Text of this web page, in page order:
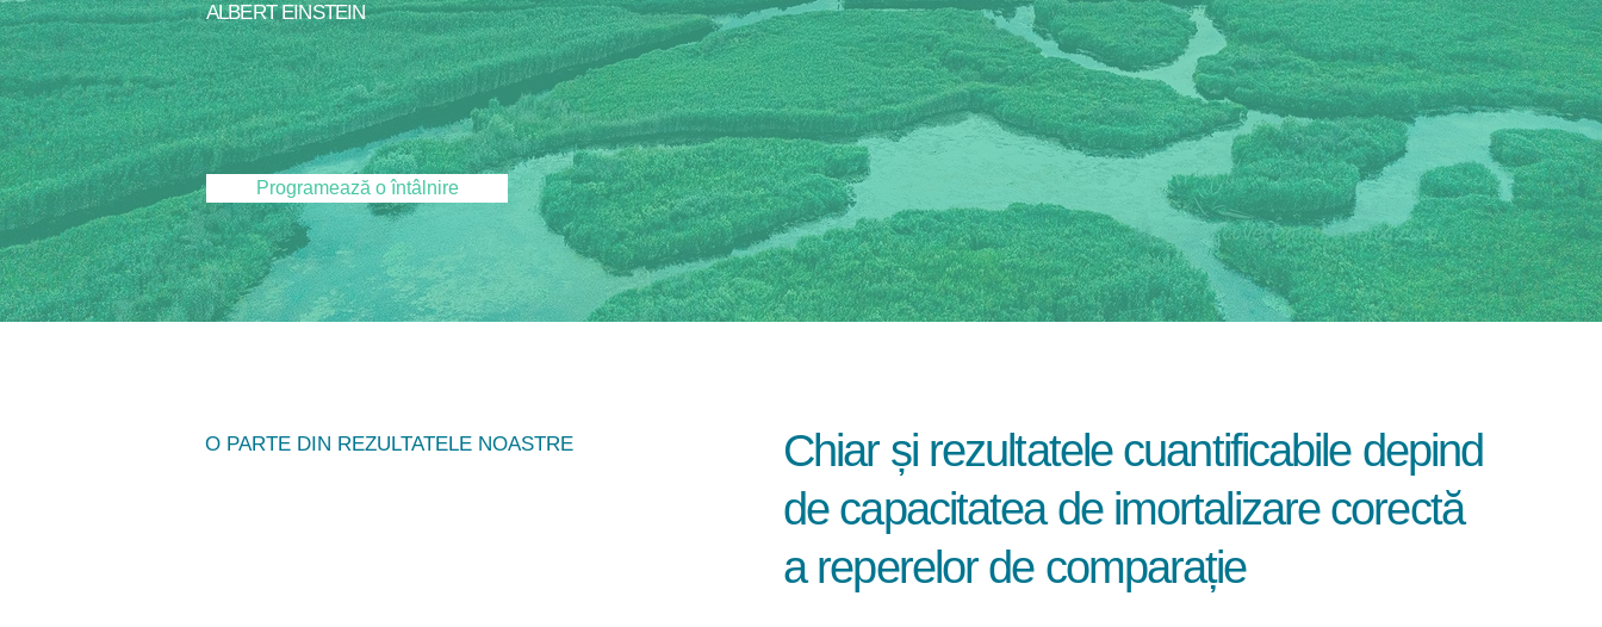
ALBERT EINSTEIN
Programează o întâlnire
O PARTE DIN REZULTATELE NOASTRE
Chiar și rezultatele cuantificabile depind
de capacitatea de imortalizare corectă
a reperelor de comparație